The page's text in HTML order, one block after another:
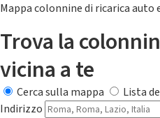
Mappa colonnine di ricarica
Trova la
vicina a te
Cerca sulla mappa
Lista
Indirizzo